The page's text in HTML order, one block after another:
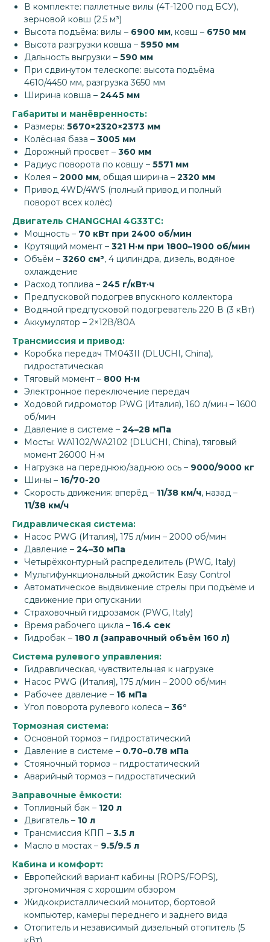
В комплекте: паллетные вилы (4Т-1200 под БСУ),
зерновой ковш (2.5 м³)
Высота подъёма: вилы – 6900 мм, ковш – 6750 мм
Высота разгрузки ковша – 5950 мм
Дальность выгрузки – 590 мм
При сдвинутом телескопе: высота подъёма
4610/4450 мм, разгрузка 3650 мм
Ширина ковша – 2445 мм
Габариты и манёвренность:
Размеры: 5670×2320×2373 мм
Колёсная база – 3005 мм
Дорожный просвет – 360 мм
Радиус поворота по ковшу – 5571 мм
Колея – 2000 мм, общая ширина – 2320 мм
Привод 4WD/4WS (полный привод и полный
поворот всех колёс)
Двигатель CHANGCHAI 4G33TC:
Мощность – 70 кВт при 2400 об/мин
Крутящий момент – 321 Н·м при 1800–1900 об/мин
Объём – 3260 см³, 4 цилиндра, дизель, водяное
охлаждение
Расход топлива – 245 г/кВт·ч
Предпусковой подогрев впускного коллектора
Водяной предпусковой подогреватель 220 В (3 кВт)
Аккумулятор – 2×12В/80А
Трансмиссия и привод:
Коробка передач TM043II (DLUCHI, China),
гидростатическая
Тяговый момент – 800 Н·м
Электронное переключение передач
Ходовой гидромотор PWG (Италия), 160 л/мин – 1600
об/мин
Давление в системе – 24–28 мПа
Мосты: WA1102/WA2102 (DLUCHI, China), тяговый
момент 26000 Н·м
Нагрузка на переднюю/заднюю ось – 9000/9000 кг
Шины – 16/70-20
Скорость движения: вперёд – 11/38 км/ч, назад –
11/38 км/ч
Гидравлическая система:
Насос PWG (Италия), 175 л/мин – 2000 об/мин
Давление – 24–30 мПа
Четырёхконтурный распределитель (PWG, Italy)
Мультифункциональный джойстик Easy Control
Автоматическое выдвижение стрелы при подъёме и
сдвижение при опускании
Страховочный гидрозамок (PWG, Italy)
Время рабочего цикла – 16.4 сек
Гидробак – 180 л (заправочный объём 160 л)
Система рулевого управления:
Гидравлическая, чувствительная к нагрузке
Насос PWG (Италия), 175 л/мин – 2000 об/мин
Рабочее давление – 16 мПа
Угол поворота рулевого колеса – 36°
Тормозная система:
Основной тормоз – гидростатический
Давление в системе – 0.70–0.78 мПа
Стояночный тормоз – гидростатический
Аварийный тормоз – гидростатический
Заправочные ёмкости:
Топливный бак – 120 л
Двигатель – 10 л
Трансмиссия КПП – 3.5 л
Масло в мостах – 9.5/9.5 л
Кабина и комфорт:
Европейский вариант кабины (ROPS/FOPS),
эргономичная с хорошим обзором
Жидкокристаллический монитор, бортовой
компьютер, камеры переднего и заднего вида
Отопитель и независимый дизельный отопитель (5